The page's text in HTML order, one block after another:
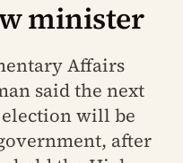
minister
Affairs
said the next
will be
after